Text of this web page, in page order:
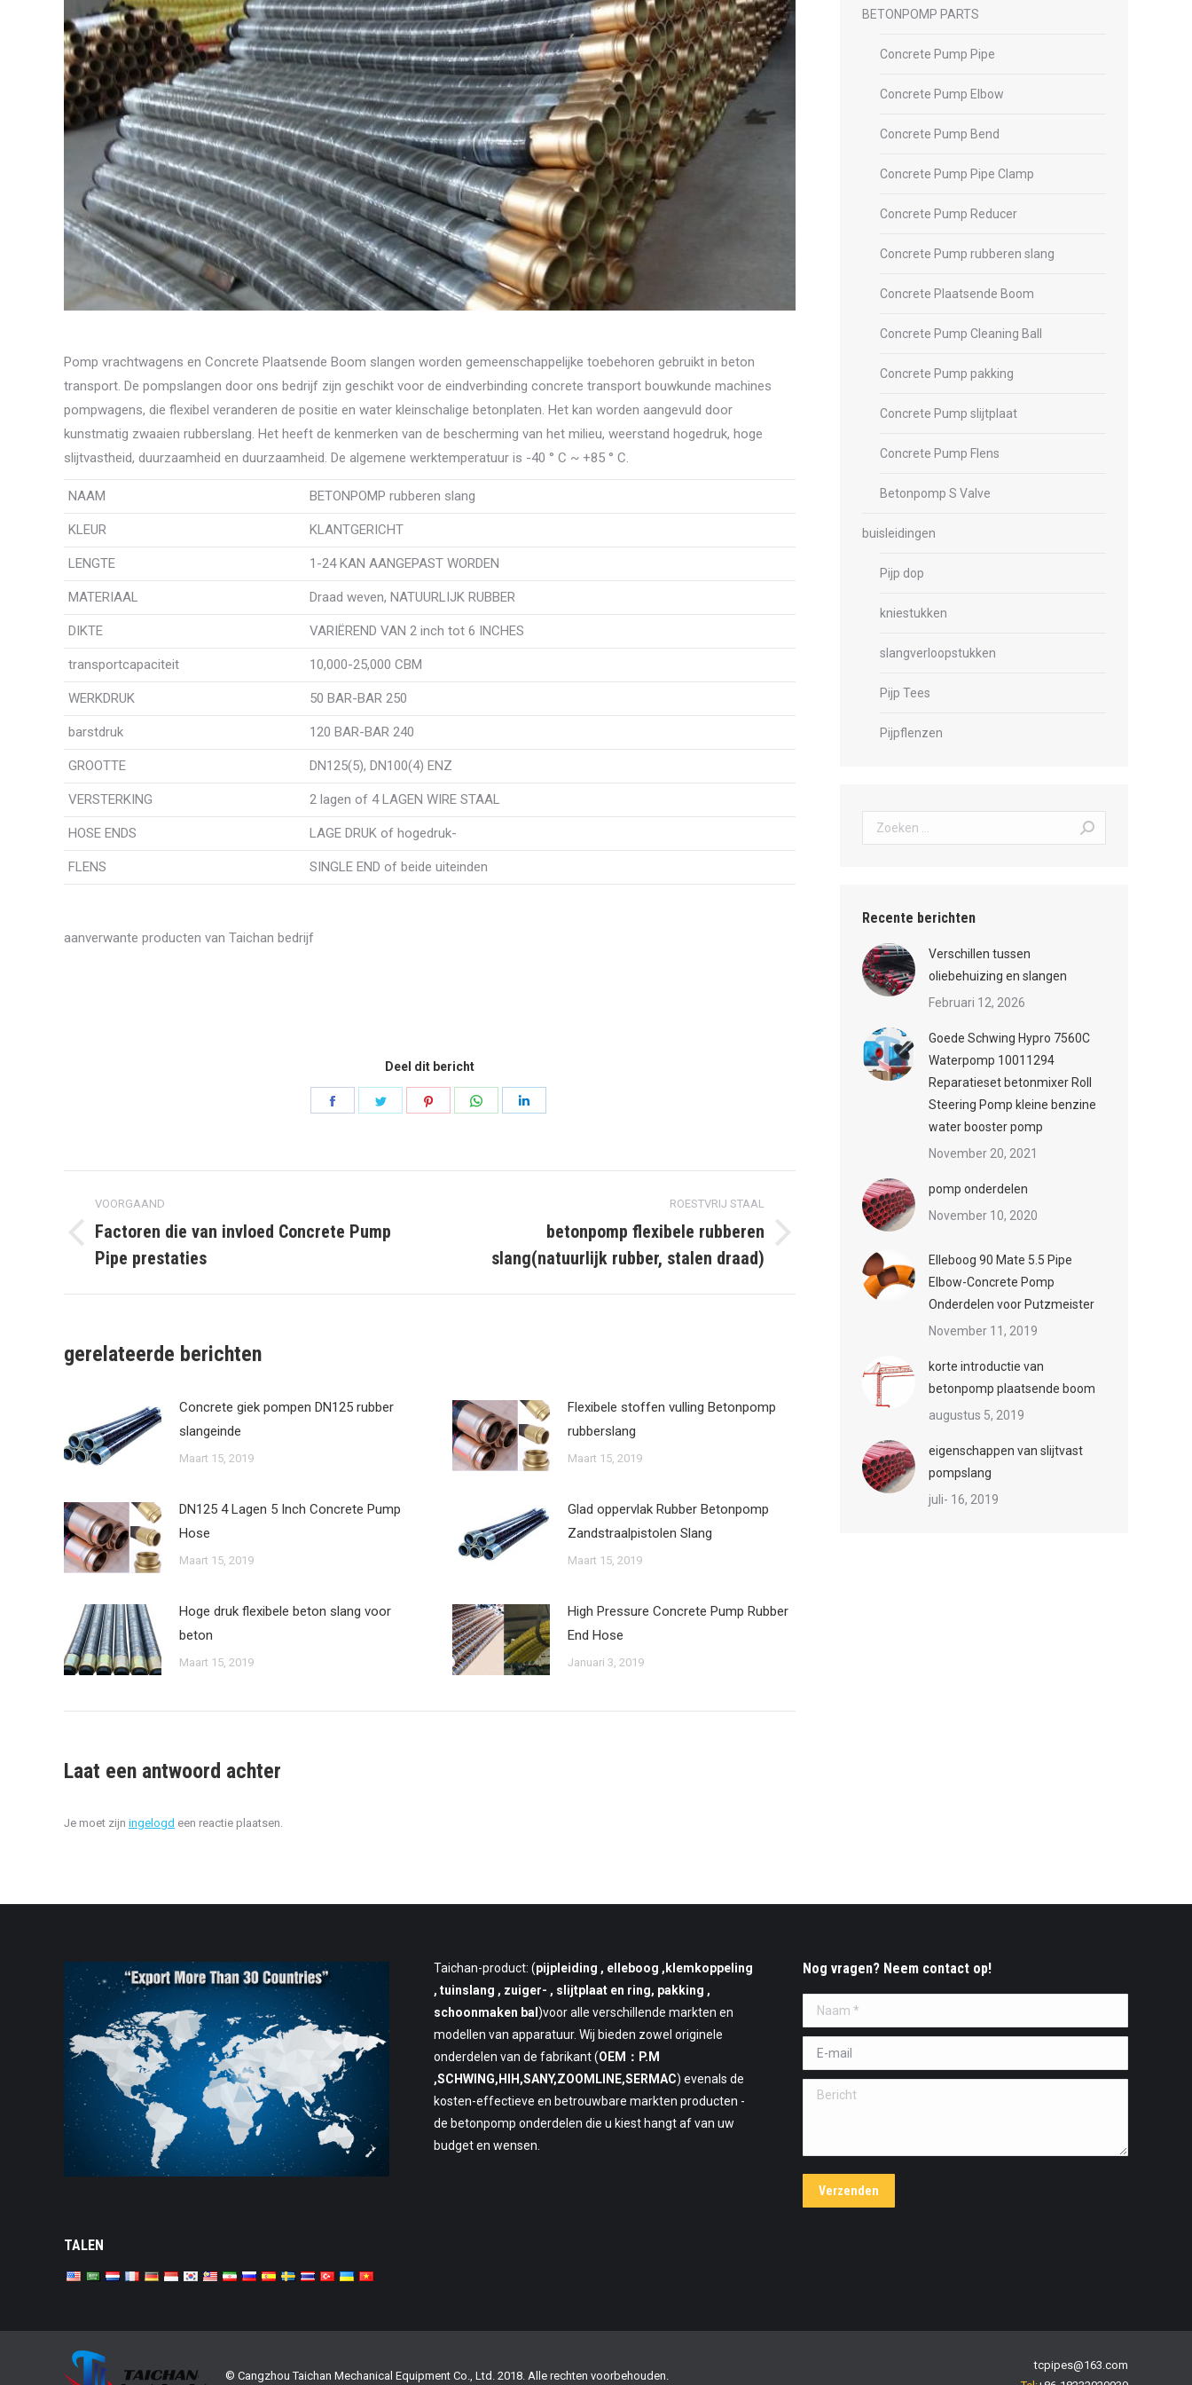
Pomp vrachtwagens en Concrete Plaatsende Boom slangen worden gemeenschappelijke toebehoren gebruikt in beton
transport. De pompslangen door ons bedrijf zijn geschikt voor de eindverbinding concrete transport bouwkunde machines
pompwagens, die flexibel veranderen de positie en water kleinschalige betonplaten. Het kan worden aangevuld door
kunstmatig zwaaien rubberslang. Het heeft de kenmerken van de bescherming van het milieu, weerstand hogedruk, hoge
slijtvastheid, duurzaamheid en duurzaamheid. De algemene werktemperatuur is -40 ° C ~ +85 ° C.
NAAM BETONPOMP rubberen slang
KLEUR KLANTGERICHT
LENGTE 1-24 KAN AANGEPAST WORDEN
MATERIAAL Draad weven, NATUURLIJK RUBBER
DIKTE VARIËREND VAN 2 inch tot 6 INCHES
transportcapaciteit 10,000-25,000 CBM
WERKDRUK 50 BAR-BAR 250
barstdruk 120 BAR-BAR 240
GROOTTE DN125(5), DN100(4) ENZ
VERSTERKING 2 lagen of 4 LAGEN WIRE STAAL
HOSE ENDS LAGE DRUK of hogedruk-
FLENS SINGLE END of beide uiteinden
aanverwante producten van Taichan bedrijf
Deel dit bericht
Delen
Delen
Delen
navigatie
VOORGAAND
Vorige
post:
Factoren die van invloed Concrete Pump
Pipe prestaties
ROESTVRIJ STAAL
betonpomp flexibele rubberen
slang(natuurlijk rubber, stalen draad)
gerelateerde berichten
Concrete giek pompen DN125 rubber
slangeinde
Maart 15, 2019
Flexibele stoffen vulling Betonpomp
rubberslang
Maart 15, 2019
DN125 4 Lagen 5 Inch Concrete Pump
Hose
Maart 15, 2019
Glad oppervlak Rubber Betonpomp
Zandstraalpistolen Slang
Maart 15, 2019
Hoge druk flexibele beton slang voor
beton
Maart 15, 2019
High Pressure Concrete Pump Rubber
End Hose
Januari 3, 2019
Laat een antwoord achter
Je moet zijn ingelogd een reactie plaatsen.
BETONPOMP PARTS
Concrete Pump Pipe
Concrete Pump Elbow
Concrete Pump Bend
Concrete Pump Pipe Clamp
Concrete Pump Reducer
Concrete Pump rubberen slang
Concrete Plaatsende Boom
Concrete Pump Cleaning Ball
Concrete Pump pakking
Concrete Pump slijtplaat
Concrete Pump Flens
Betonpomp S Valve
buisleidingen
Pijp dop
kniestukken
slangverloopstukken
Pijp Tees
Pijpflenzen
Zoeken:
Recente berichten
Verschillen tussen
oliebehuizing en slangen
Februari 12, 2026
Goede Schwing Hypro 7560C
Waterpomp 10011294
Reparatieset betonmixer Roll
Steering Pomp kleine benzine
water booster pomp
November 20, 2021
pomp onderdelen
November 10, 2020
Elleboog 90 Mate 5.5 Pipe
Elbow-Concrete Pomp
Onderdelen voor Putzmeister
November 11, 2019
korte introductie van
betonpomp plaatsende boom
augustus 5, 2019
eigenschappen van slijtvast
pompslang
juli- 16, 2019
Taichan-product: (pijpleiding , elleboog ,klemkoppeling
, tuinslang , zuiger- , slijtplaat en ring, pakking ,
schoonmaken bal )voor alle verschillende markten en
modellen van apparatuur. Wij bieden zowel originele
onderdelen van de fabrikant (OEM：P.M
,SCHWING,HIH,SANY,ZOOMLINE,SERMAC) evenals de
kosten-effectieve en betrouwbare markten producten -
de betonpomp onderdelen die u kiest hangt af van uw
budget en wensen.
Nog vragen? Neem contact op!
Naam *
E-mail *
Bericht
Verzenden
TALEN
© Cangzhou Taichan Mechanical Equipment Co., Ltd. 2018. Alle rechten voorbehouden.
tcpipes@163.com